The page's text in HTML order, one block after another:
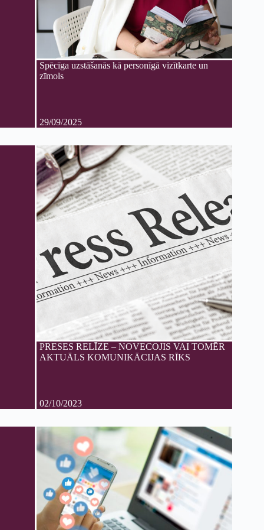
Spēcīga uzstāšanās kā personīgā vizītkarte un
zīmols
29/09/2025
PRESES RELĪZE – NOVECOJIS VAI TOMĒR
AKTUĀLS KOMUNIKĀCIJAS RĪKS
02/10/2023